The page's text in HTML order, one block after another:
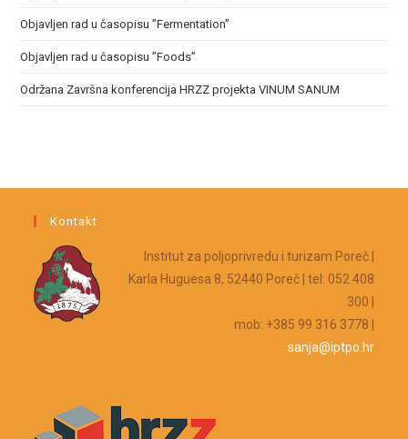
Objavljen rad u časopisu ”Fermentation”
Objavljen rad u časopisu ”Foods”
Održana Završna konferencija HRZZ projekta VINUM SANUM
Kontakt
Institut za poljoprivredu i turizam Poreč |
Karla Huguesa 8, 52440 Poreč | tel: 052 408
300 |
mob: +385 99 316 3778 |
sanja@iptpo.hr